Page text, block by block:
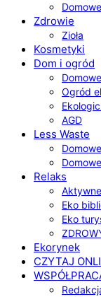
Zdrowie
Zioła
Kosmetyki
Dom i ogród
Ogród
AGD
Less Waste
Relaks
Eko
Eko
Ekorynek
CZYTAJ